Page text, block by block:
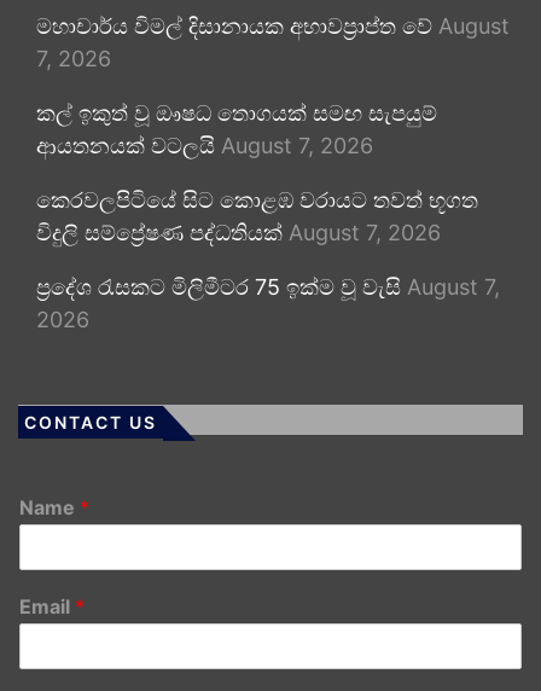
මහාචාර්ය විමල් දිසානායක අභාවප්‍රාප්ත වේ August
7, 2026
කල් ඉකුත් වූ ඖෂධ තොගයක් සමඟ සැපයුම්
ආයතනයක් වටලයි August 7, 2026
කෙරවලපිටියේ සිට කොළඹ වරායට තවත් භූගත
විදුලි සම්ප්‍රේෂණ පද්ධතියක් August 7, 2026
ප්‍රදේශ රැසකට මිලිමීටර 75 ඉක්ම වූ වැසි August 7,
2026
CONTACT US
Name *
Email *